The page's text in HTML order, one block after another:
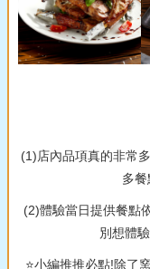
(1)店內品項真的非常
多
(2)體驗當日提供餐點
別想體
⭐小編推推必點!除了